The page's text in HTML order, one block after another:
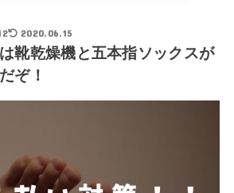
2020.06.15
靴乾燥機と五本指ソックスが
ぞ！